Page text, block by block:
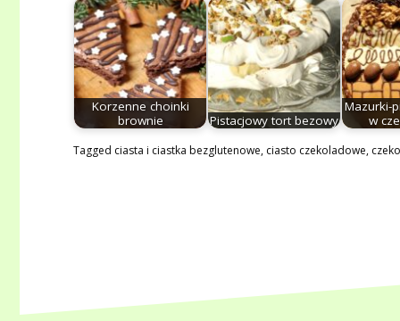
Korzenne choinki
brownie
Pistacjowy tort bezowy
Mazurki-
w
Tagged ciasta i ciastka bezglutenowe, ciasto czekoladowe,